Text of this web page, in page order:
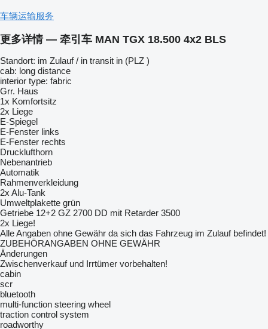
车辆运输服务
更多详情 — 牵引车 MAN TGX 18.500 4x2 BLS
Standort: im Zulauf / in transit in (PLZ )
cab: long distance
interior type: fabric
Grr. Haus
1x Komfortsitz
2x Liege
E-Spiegel
E-Fenster links
E-Fenster rechts
Drucklufthorn
Nebenantrieb
Automatik
Rahmenverkleidung
2x Alu-Tank
Umweltplakette grün
Getriebe 12+2 GZ 2700 DD mit Retarder 3500
2x Liege!
Alle Angaben ohne Gewähr da sich das Fahrzeug im Zulauf befindet!
ZUBEHÖRANGABEN OHNE GEWÄHR
Änderungen
Zwischenverkauf und Irrtümer vorbehalten!
cabin
scr
bluetooth
multi-function steering wheel
traction control system
roadworthy